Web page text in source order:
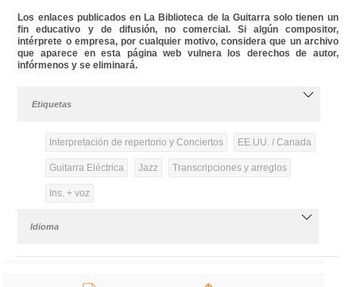
Los enlaces publicados en La Biblioteca de la Guitarra solo tienen un
fin educativo y de difusión, no comercial. Si algún compositor,
intérprete o empresa, por cualquier motivo, considera que un archivo
que aparece en esta página web vulnera los derechos de autor,
infórmenos y se eliminará.
Etiquetas
Interpretación de repertorio y Conciertos EE.UU. / Canada
Guitarra Eléctrica Jazz Transcripciones y arreglos
Ins. + voz
Idioma